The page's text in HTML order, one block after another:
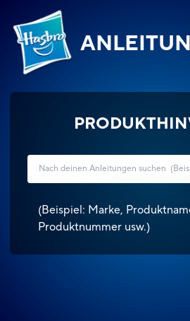
(Beispiel: Marke,
Produktnummer usw.)